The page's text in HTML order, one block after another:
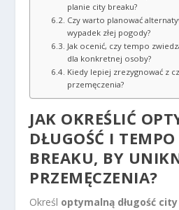
planie city breaku?
Czy warto planować
wypadek złej pogody?
Jak ocenić, czy tempo
dla konkretnej osoby?
Kiedy lepiej zrezygnować z
przemęczenia?
JAK OKREŚLIĆ
DŁUGOŚĆ I
BREAKU, BY
PRZEMĘCZENIA?
Określ optymalną długość